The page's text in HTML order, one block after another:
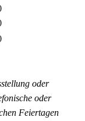
oder
oder
Feiertagen